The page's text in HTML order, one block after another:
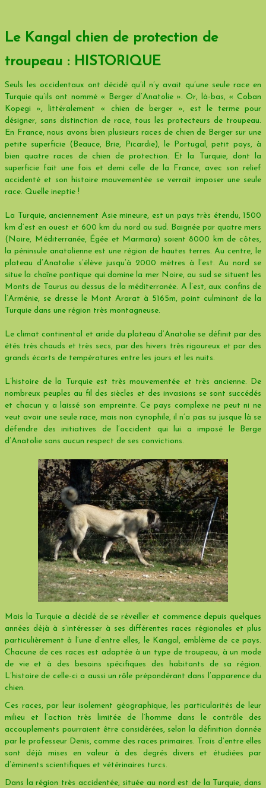
Le Kangal chien de protection de
troupeau : HISTORIQUE
Seuls les occidentaux ont décidé qu’il n’y avait qu’une seule race en
Turquie qu’ils ont nommé « Berger d’Anatolie ». Or, là-bas, « Coban
Kopegi », littéralement « chien de berger », est le terme pour
désigner, sans distinction de race, tous les protecteurs de troupeau.
En France, nous avons bien plusieurs races de chien de Berger sur une
petite superficie (Beauce, Brie, Picardie), le Portugal, petit pays, à
bien quatre races de chien de protection. Et la Turquie, dont la
superficie fait une fois et demi celle de la France, avec son relief
accidenté et son histoire mouvementée se verrait imposer une seule
race. Quelle ineptie !
La Turquie, anciennement Asie mineure, est un pays très étendu, 1500
km d’est en ouest et 600 km du nord au sud. Baignée par quatre mers
(Noire, Méditerranée, Égée et Marmara) soient 8000 km de côtes,
la péninsule anatolienne est une région de hautes terres. Au centre, le
plateau d’Anatolie s’élève jusqu’à 2000 mètres à l’est. Au nord se
situe la chaîne pontique qui domine la mer Noire, au sud se situent les
Monts de Taurus au dessus de la méditerranée. A l’est, aux confins de
l’Arménie, se dresse le Mont Ararat à 5165m, point culminant de la
Turquie dans une région très montagneuse.
Le climat continental et aride du plateau d’Anatolie se définit par des
étés très chauds et très secs, par des hivers très rigoureux et par des
grands écarts de températures entre les jours et les nuits.
L’histoire de la Turquie est très mouvementée et très ancienne. De
nombreux peuples au fil des siècles et des invasions se sont succédés
et chacun y a laissé son empreinte. Ce pays complexe ne peut ni ne
veut avoir une seule race, mais non cynophile, il n’a pas su jusque là se
défendre des initiatives de l’occident qui lui a imposé le Berge
d’Anatolie sans aucun respect de ses convictions.
Mais la Turquie a décidé de se réveiller et commence depuis quelques
années déjà à s’intéresser à ses différentes races régionales et plus
particulièrement à l’une d’entre elles, le Kangal, emblème de ce pays.
Chacune de ces races est adaptée à un type de troupeau, à un mode
de vie et à des besoins spécifiques des habitants de sa région.
L’histoire de celle-ci a aussi un rôle prépondérant dans l’apparence du
chien.
Ces races, par leur isolement géographique, les particularités de leur
milieu et l’action très limitée de l’homme dans le contrôle des
accouplements pourraient être considérées, selon la définition donnée
par le professeur Denis, comme des races primaires. Trois d’entre elles
sont déjà mises en valeur à des degrés divers et étudiées par
d’éminents scientifiques et vétérinaires turcs.
Dans la région très accidentée, située au nord est de la Turquie, dans